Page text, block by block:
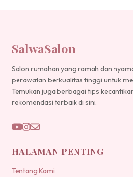
SalwaSalon
Salon rumahan yang ramah dan
perawatan berkualitas tinggi untuk
Temukan juga berbagai tips
rekomendasi terbaik di sini.
HALAMAN PENTING
Tentang Kami